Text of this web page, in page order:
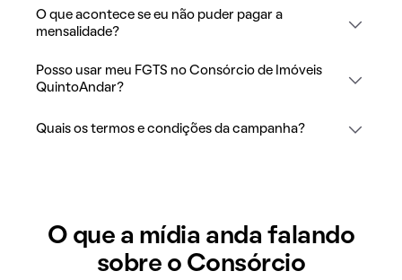
O que acontece se eu não puder pagar a
mensalidade?
Posso usar meu FGTS no Consórcio de Imóveis
QuintoAndar?
Quais os termos e condições da campanha?
O que a mídia anda falando
sobre o Consórcio